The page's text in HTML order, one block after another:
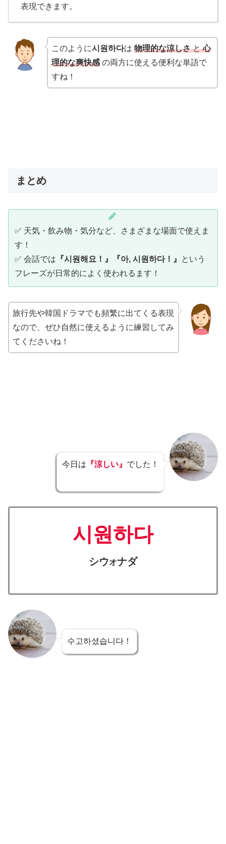
表現できます。
このように시원하다は 物理的な涼しさと心
理的な爽快感の両方に使える便利な単語で
すね！
まとめ
✅ 天気・飲み物・気分など、さまざまな場面で使えま
す！
✅ 会話では 『시원해요！』『아, 시원하다！』
という
フレーズが日常的によく使われるます！
旅行先や韓国ドラマでも頻繁に出てくる表現
なので、ぜひ自然に使えるように練習してみ
てくださいね！
今日は 『涼しい』 でした！
시원하다
シウオナダ
수고하셨습니다！